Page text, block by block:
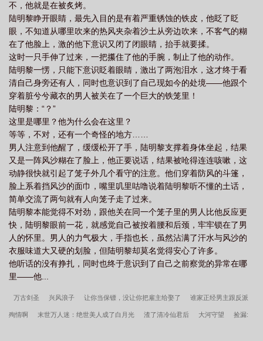
不，他就是在被炙烤。
陆明黎睁开眼睛，最先入目的是有着严重锈蚀的铁皮，他眨了眨
眼，不知道从哪里吹来的热风夹杂着沙土从旁边吹来，不客气的糊
在了他脸上，激的他下意识又闭了闭眼睛，抬手就要揉。
这时一只手伸了过来，一把攥住了他的手腕，制止了他的动作。
陆明黎一愣，只能下意识眨着眼睛，激出了两泡泪水，这才终于看
清自己身旁还有人，同时也意识到了自己现如今的处境——他跟个
穿着脏兮兮藏衣的男人被关在了一个巨大的铁笼里！
陆明黎：“？”
这里是哪里？他为什么会在这里？
等等，不对，还有一个奇怪的地方……
男人注意到他醒了，缓缓松开了手，陆明黎支撑着身体坐起，结果
又是一阵风沙糊在了脸上，他正要说话，结果被呛得连连咳嗽，这
动静很快就引起了笼子外几个看守的注意。他们穿着防风的斗篷，
脸上系着挡风沙的面巾，嘴里叽里咕噜说着陆明黎听不懂的土话，
简单交流了两句就有人向笼子走了过来。
陆明黎本能觉得不对劲，跟他关在同一个笼子里的男人比他反应更
快，陆明黎眼前一花，就感觉自己被按着腰和后颈，牢牢锁在了男
人的怀里。男人的力气极大，手指也长，虽然沾满了汗水与风沙的
衣服味道大又硬的划脸，但陆明黎却莫名觉得安心了许多。
他听话的没有挣扎，同时也终于意识到了自己之前察觉的异常在哪
里——他...
万古剑圣 兴风浪子 让你当保镖，没让你把雇主给娶了 谁家正经男主跟反派
殉情啊 末世万人迷：绝世美人成了白月光 渣了清冷仙君后 大河守望 捡漏: